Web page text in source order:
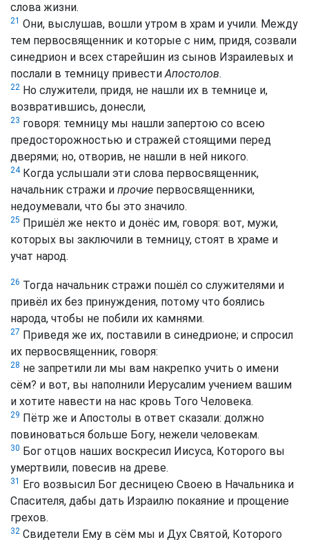
слова жизни.
21 Они, выслушав, вошли утром в храм и учили. Между
тем первосвященник и которые с ним, придя, созвали
синедрион и всех старейшин из сынов Израилевых и
послали в темницу привестиАпостолов.
22 Но служители, придя, не нашли их в темнице и,
возвратившись, донесли,
23 говоря: темницу мы нашли запертою со всею
предосторожностью и стражей стоящими перед
дверями; но, отворив, не нашли в ней никого.
24Когда услышали эти слова первосвященник,
начальник стражи и прочие первосвященники,
недоумевали, что бы это значило.
25 Пришёл же некто и донёс им, говоря: вот, мужи,
которых вы заключили в темницу, стоят в храме и
учат народ.
26 Тогда начальник стражи пошёл со служителями и
привёл их без принуждения, потому что боялись
народа, чтобы не побили их камнями.
27 Приведя же их, поставили в синедрионе; и спросил
их первосвященник, говоря:
28 не запретили ли мы вам накрепко учить о имени
сём? и вот, вы наполнили Иерусалим учением вашим
и хотите навести на нас кровь Того Человека.
29 Пётр же и Апостолы в ответ сказали: должно
повиноваться больше Богу, нежели человекам.
30 Бог отцов наших воскресил Иисуса, Которого вы
умертвили, повесив на древе.
31 Его возвысил Бог десницею Своею в Начальника и
Спасителя, дабы дать Израилю покаяние и прощение
грехов.
32 Свидетели Ему в сём мы и Дух Святой, Которого